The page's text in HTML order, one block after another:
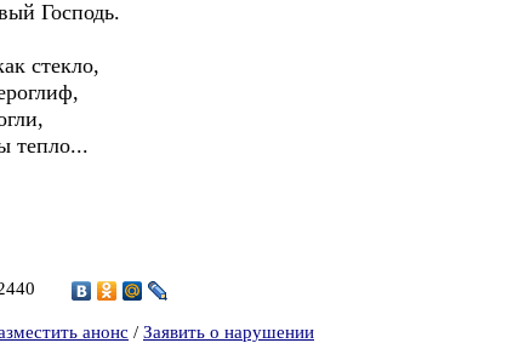
Господь.
стекло,
тепло...
анонс / Заявить о нарушении